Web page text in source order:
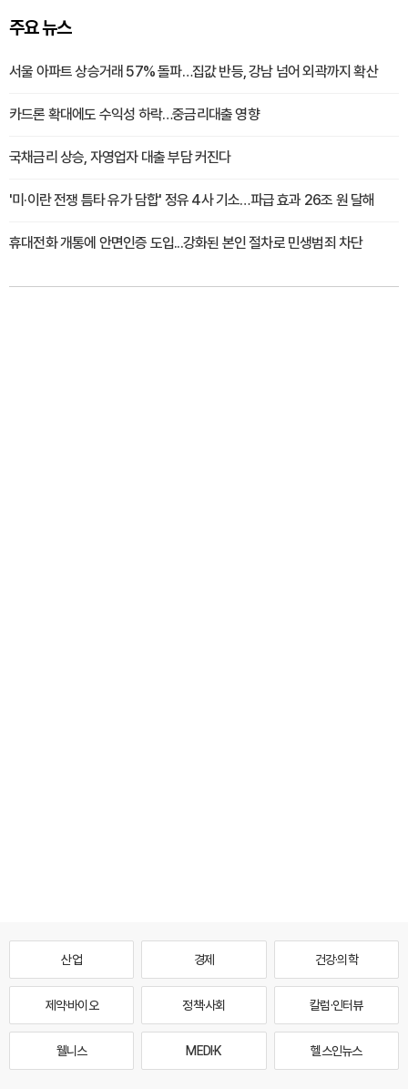
주요 뉴스
서울 아파트 상승거래 57% 돌파…집값 반등, 강남 넘어 외곽까지 확산
카드론 확대에도 수익성 하락…중금리대출 영향
국채금리 상승, 자영업자 대출 부담 커진다
'미·이란 전쟁 틈타 유가 담합' 정유 4사 기소…파급 효과 26조 원 달해
휴대전화 개통에 안면인증 도입...강화된 본인 절차로 민생범죄 차단
산업 경제 건강·의학
제약·바이오 정책·사회 칼럼·인터뷰
웰니스 MEDI·K 헬스인뉴스